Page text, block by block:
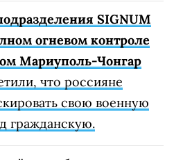
SIGNUM
огневом контроле
Мариуполь-Чонгар
что россияне
свою военную
гражданскую.